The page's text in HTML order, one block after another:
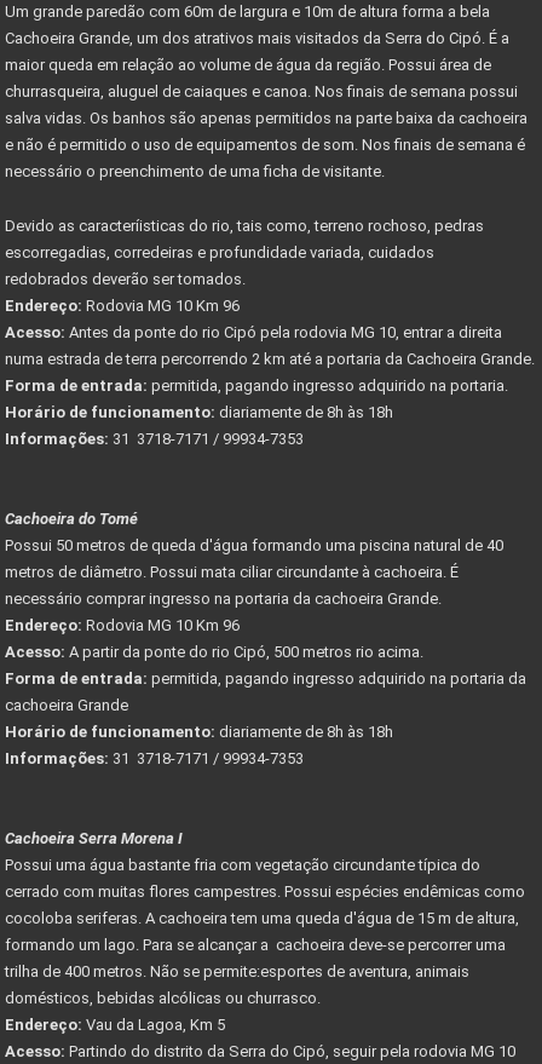
Um grande paredão com 60m de largura e 10m de altura forma a bela
Cachoeira Grande, um dos atrativos mais visitados da Serra do Cipó. É a
maior queda em relação ao volume de água da região. Possui área de
churrasqueira, aluguel de caiaques e canoa. Nos finais de semana possui
salva vidas. Os banhos são apenas permitidos na parte baixa da cachoeira
e não é permitido o uso de equipamentos de som. Nos finais de semana é
necessário o preenchimento de uma ficha de visitante.
Devido as caracteríisticas do rio, tais como, terreno rochoso, pedras
escorregadias, corredeiras e profundidade variada, cuidados
redobrados deverão ser tomados.
Endereço: Rodovia MG 10 Km 96
Acesso: Antes da ponte do rio Cipó pela rodovia MG 10, entrar a direita
numa estrada de terra percorrendo 2 km até a portaria da Cachoeira Grande.
Forma de entrada: permitida, pagando ingresso adquirido na portaria.
Horário de funcionamento: diariamente de 8h às 18h
Informações: 31 3718-7171 / 99934-7353
Cachoeira do Tomé
Possui 50 metros de queda d'água formando uma piscina natural de 40
metros de diâmetro. Possui mata ciliar circundante à cachoeira. É
necessário comprar ingresso na portaria da cachoeira Grande.
Endereço: Rodovia MG 10 Km 96
Acesso: A partir da ponte do rio Cipó, 500 metros rio acima.
Forma de entrada: permitida, pagando ingresso adquirido na portaria da
cachoeira Grande
Horário de funcionamento: diariamente de 8h às 18h
Informações: 31 3718-7171 / 99934-7353
Cachoeira Serra Morena I
Possui uma água bastante fria com vegetação circundante típica do
cerrado com muitas flores campestres. Possui espécies endêmicas como
cocoloba seriferas. A cachoeira tem uma queda d'água de 15 m de altura,
formando um lago. Para se alcançar a cachoeira deve-se percorrer uma
trilha de 400 metros. Não se permite:esportes de aventura, animais
domésticos, bebidas alcólicas ou churrasco.
Endereço: Vau da Lagoa, Km 5
Acesso: Partindo do distrito da Serra do Cipó, seguir pela rodovia MG 10